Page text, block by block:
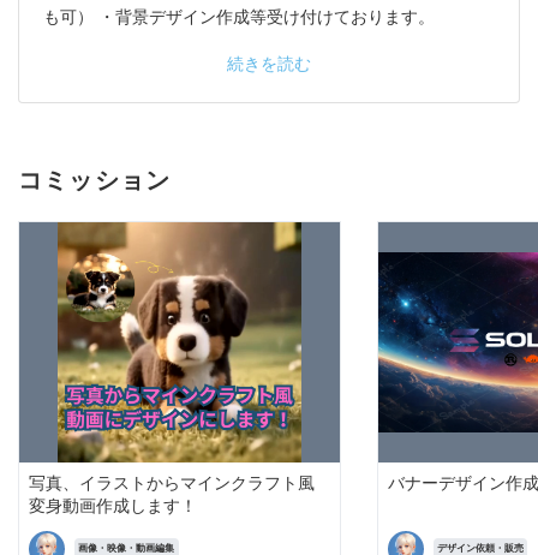
も可） ・背景デザイン作成等受け付けております。
続きを読む
コミッション
写真、イラストからマインクラフト風
変身動画作成します！
画像・映像・動画編集
バナーデザイン作
デザイン依頼・販売